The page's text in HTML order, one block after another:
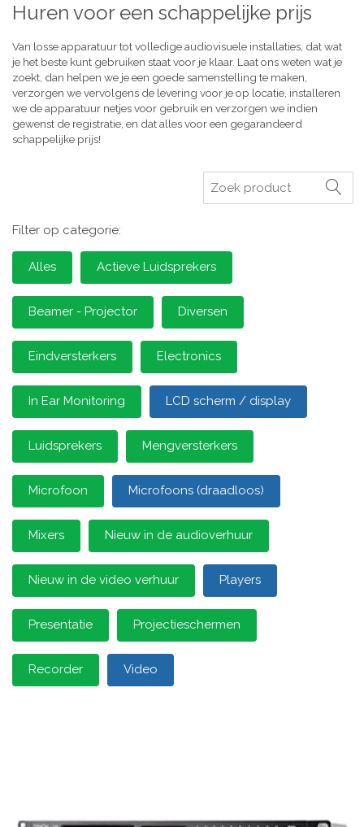
Huren voor een schappelijke prijs
Van losse apparatuur tot volledige audiovisuele installaties, dat wat
je het beste kunt gebruiken staat voor je klaar. Laat ons weten wat je
zoekt, dan helpen we je een goede samenstelling te maken,
verzorgen we vervolgens de levering voor je op locatie, installeren
we de apparatuur netjes voor gebruik en verzorgen we indien
gewenst de registratie, en dat alles voor een gegarandeerd
schappelijke prijs!
Zoeken
Filter op categorie:
Alles Actieve Luidsprekers
Beamer - Projector Diversen
Eindversterkers Electronics
In Ear Monitoring LCD scherm / display
Luidsprekers Mengversterkers
Microfoon Microfoons (draadloos)
Mixers Nieuw in de audioverhuur
Nieuw in de video verhuur Players
Presentatie Projectieschermen
Recorder Video